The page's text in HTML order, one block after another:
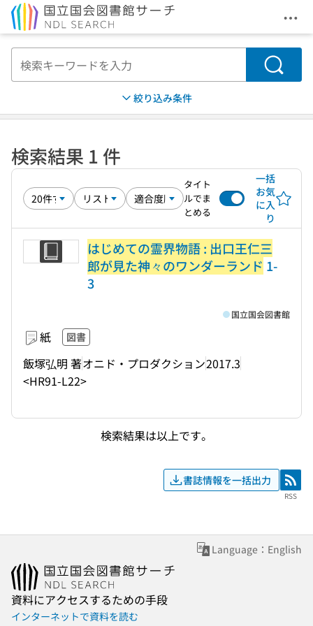
メ
検索
絞り込み条件
検索結果 1 件
タイト
ルでま
とめる
一括
お気
に入
り
はじめての霊界物語 : 出口王仁三
郎が見た神々のワンダーランド 1-
3
紙 図書
飯塚弘明 著オニド・プロダクション2017.3
<HR91-L22>
国立国会図書館
検索結果は以上です。
書誌情報を一括出力 RSS
RSS
Language：English
資料にアクセスするための手段
インターネットで資料を読む